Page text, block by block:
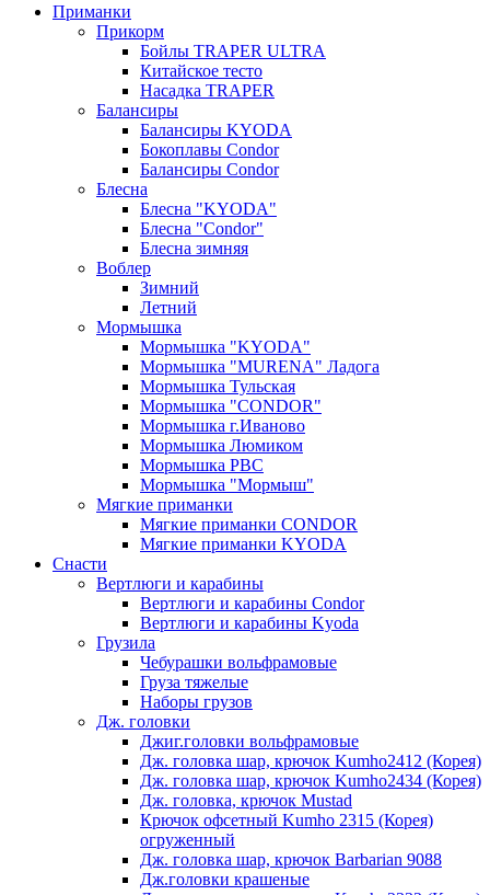
Приманки
Прикорм
Бойлы TRAPER ULTRA
Китайское тесто
Насадка TRAPER
Балансиры
Балансиры KYODA
Бокоплавы Condor
Балансиры Condor
Блесна
Блесна "KYODA"
Блесна "Condor"
Блесна зимняя
Воблер
Зимний
Летний
Мормышка
Мормышка "KYODA"
Мормышка "MURENA" Ладога
Мормышка Тульская
Мормышка "CONDOR"
Мормышка г.Иваново
Мормышка Люмиком
Мормышка РВС
Мормышка "Мормыш"
Мягкие приманки
Мягкие приманки CONDOR
Мягкие приманки KYODA
Снасти
Вертлюги и карабины
Вертлюги и карабины Condor
Вертлюги и карабины Kyoda
Грузила
Чебурашки вольфрамовые
Груза тяжелые
Наборы грузов
Дж. головки
Джиг.головки вольфрамовые
Дж. головка шар, крючок Kumho2412 (Корея)
Дж. головка шар, крючок Kumho2434 (Корея)
Дж. головка, крючок Mustad
Крючок офсетный Kumho 2315 (Корея)
огруженный
Дж. головка шар, крючок Barbarian 9088
Дж.головки крашеные